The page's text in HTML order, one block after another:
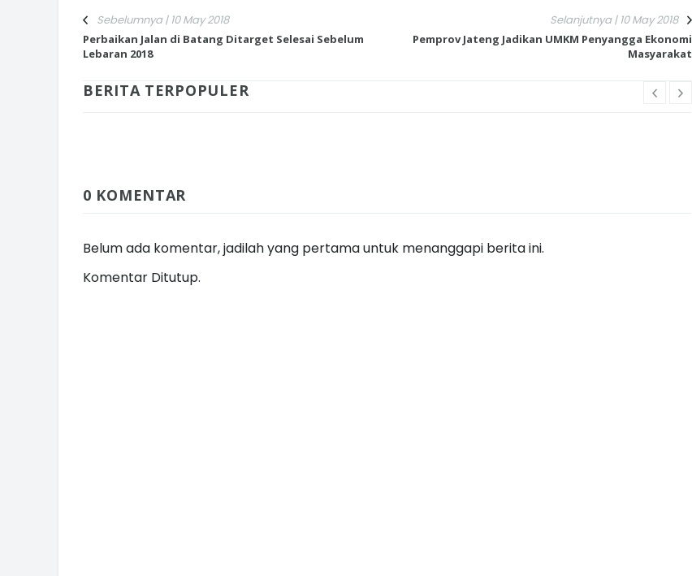
Sebelumnya | 10 May 2018
Perbaikan Jalan di Batang Ditarget Selesai Sebelum
Lebaran 2018
Selanjutnya | 10 May 2018
Pemprov Jateng Jadikan UMKM Penyangga Ekonomi
Masyarakat
BERITA TERPOPULER
0 KOMENTAR
Belum ada komentar, jadilah yang pertama untuk menanggapi berita ini.
Komentar Ditutup.